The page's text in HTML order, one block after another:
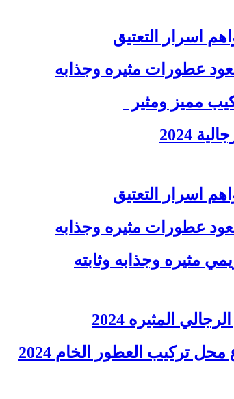
اسرار التعتيق
عطورات مثيره وجذابه
مميز ومثير
2024
اسرار التعتيق
عطورات مثيره وجذابه
مثيره وجذابه وثابته
المثيره 2024
تركيب العطور الخام 2024